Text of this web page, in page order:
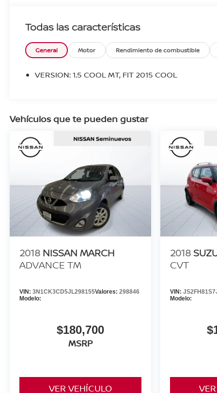
Todas las características
General Motor Rendimiento de combustible
VERSION: 1.5 COOL MT, FIT 2015 COOL
Vehículos que te pueden gustar
2018 NISSAN MARCH
ADVANCE TM
VIN: 3N1CK3CD5JL298155Valores: 298846
Modelo:
$180,700
MSRP
VER VEHÍCULO
2018
CVT
VIN:
Modelo: